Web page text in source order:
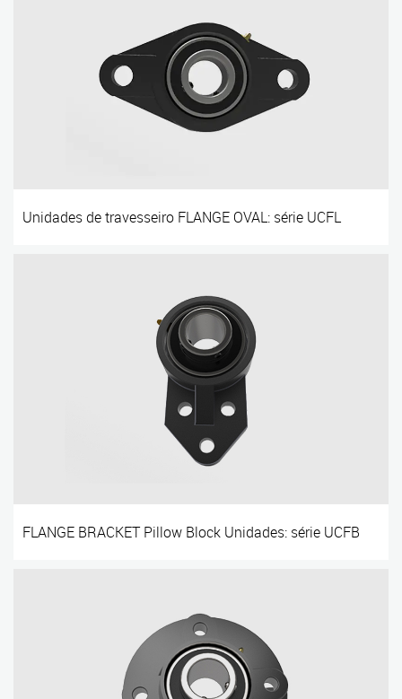
Unidades de travesseiro FLANGE OVAL: série UCFL
FLANGE BRACKET Pillow Block Unidades: série UCFB